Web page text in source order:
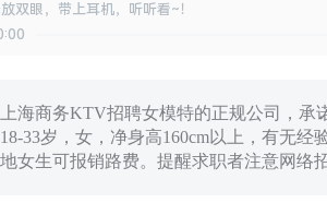
双眼，带上耳机，听听看~！
海商务KTV招聘女模特的正规公司，承
33岁，女，净身高160cm以上，有无
女生可报销路费。提醒求职者注意网络